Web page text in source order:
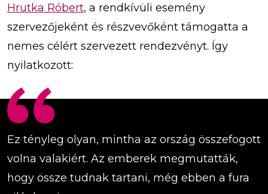
Hrutka Róbert, a rendkívüli esemény
szervezőjeként és részvevőként támogatta a
nemes célért szervezett rendezvényt. Így
nyilatkozott:
Ez tényleg olyan, mintha az ország összefogott
volna valakiért. Az emberek megmutatták,
hogy össze tudnak tartani, még ebben a fura